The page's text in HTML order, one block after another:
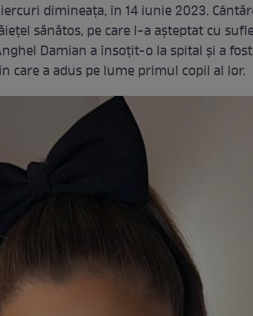
dimineața, în 14 iunie 2023.
sănătos, pe care l-a așteptat cu
Damian a însoțit-o la spital și a
care a adus pe lume primul copil al lor.